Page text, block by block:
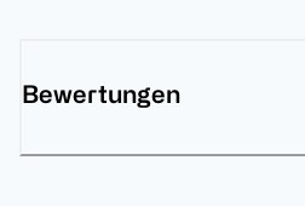
Bewertungen